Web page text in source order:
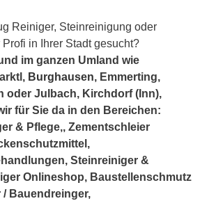
Reiniger, Steinreinigung oder
in Ihrer Stadt gesucht?
im ganzen Umland wie
Burghausen, Emmerting,
oder Julbach, Kirchdorf (Inn),
für Sie da in den Bereichen:
& Pflege,, Zementschleier
Steinreiniger &
Onlineshop, Baustellenschmutz
Bauendreinger,